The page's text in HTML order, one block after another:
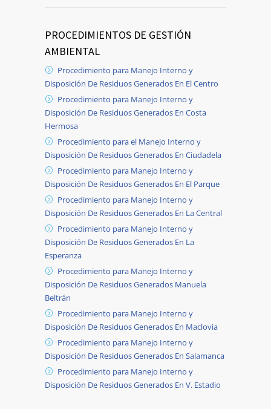
PROCEDIMIENTOS DE GESTIÓN
AMBIENTAL
Procedimiento para Manejo Interno y
Disposición De Residuos Generados En El Centro
Procedimiento para Manejo Interno y
Disposición De Residuos Generados En Costa
Hermosa
Procedimiento para el Manejo Interno y
Disposición De Residuos Generados En Ciudadela
Procedimiento para Manejo Interno y
Disposición De Residuos Generados En El Parque
Procedimiento para Manejo Interno y
Disposición De Residuos Generados En La Central
Procedimiento para Manejo Interno y
Disposición De Residuos Generados En La
Esperanza
Procedimiento para Manejo Interno y
Disposición De Residuos Generados Manuela
Beltrán
Procedimiento para Manejo Interno y
Disposición De Residuos Generados En Maclovia
Procedimiento para Manejo Interno y
Disposición De Residuos Generados En Salamanca
Procedimiento para Manejo Interno y
Disposición De Residuos Generados En V. Estadio